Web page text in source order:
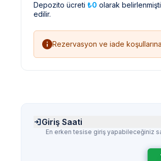
Depozito ücreti ₺0 olarak
edilir.
Rezervasyon ve iade koşullarına
Giriş Saati
En erken tesise giriş yapabileceğiniz